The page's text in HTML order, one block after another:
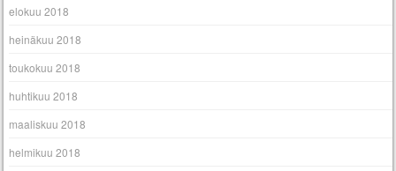
elokuu 2018
heinäkuu 2018
toukokuu 2018
huhtikuu 2018
maaliskuu 2018
helmikuu 2018